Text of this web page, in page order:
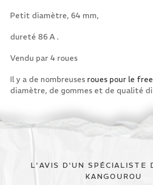
Petit diamètre, 64 mm,
dureté 86 A .
Vendu par 4 roues
Il y a de nombreuses roues pour le
diamètre, de gommes et de qualité
L'AVIS D'UN SPÉCIALISTE
KANGOUROU